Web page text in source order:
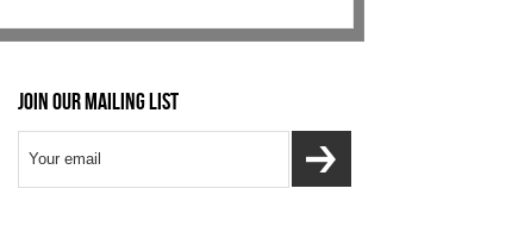
Join our mailing list